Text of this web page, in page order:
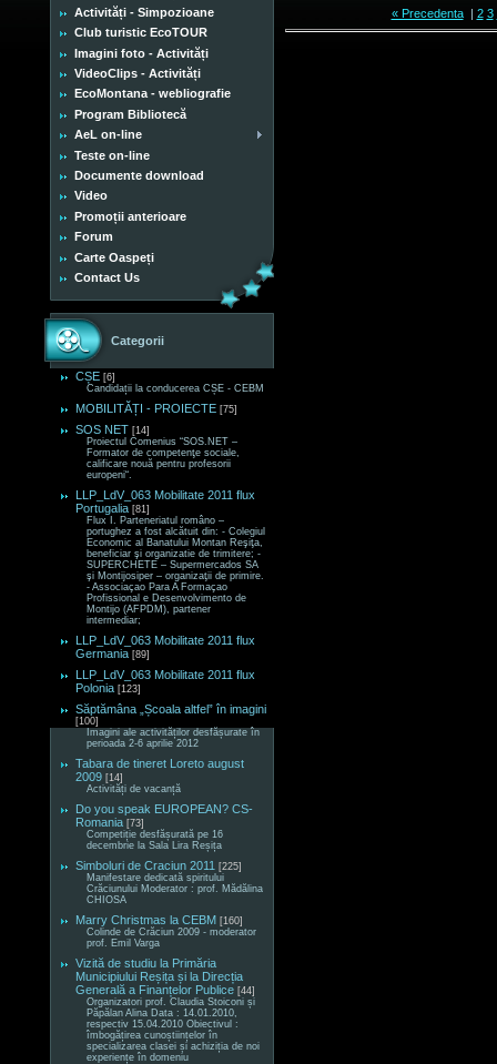
Activități - Simpozioane
Club turistic EcoTOUR
Imagini foto - Activități
VideoClips - Activități
EcoMontana - webliografie
Program Bibliotecă
AeL on-line
Teste on-line
Documente download
Video
Promoții anterioare
Forum
Carte Oaspeți
Contact Us
Categorii
CȘE [6]
Candidații la conducerea CȘE - CEBM
MOBILITĂȚI - PROIECTE [75]
SOS NET [14]
Proiectul Comenius “SOS.NET –
Formator de competenţe sociale,
calificare nouă pentru profesorii
europeni“.
LLP_LdV_063 Mobilitate 2011 flux
Portugalia [81]
Flux I. Parteneriatul româno –
portughez a fost alcătuit din: - Colegiul
Economic al Banatului Montan Reşiţa,
beneficiar şi organizatie de trimitere; -
SUPERCHETE – Supermercados SA
şi Montijosiper – organizaţii de primire.
- Associaçao Para A Formaçao
Profissional e Desenvolvimento de
Montijo (AFPDM), partener
intermediar;
LLP_LdV_063 Mobilitate 2011 flux
Germania [89]
LLP_LdV_063 Mobilitate 2011 flux
Polonia [123]
Săptămâna „Școala altfel” în imagini
[100]
Imagini ale activităților desfășurate în
perioada 2-6 aprilie 2012
Tabara de tineret Loreto august
2009 [14]
Activități de vacanță
Do you speak EUROPEAN? CS-
Romania [73]
Competiție desfășurată pe 16
decembrie la Sala Lira Reșița
Simboluri de Craciun 2011 [225]
Manifestare dedicată spiritului
Crăciunului Moderator : prof. Mădălina
CHIOSA
Marry Christmas la CEBM [160]
Colinde de Crăciun 2009 - moderator
prof. Emil Varga
Vizită de studiu la Primăria
Municipiului Reșița și la Direcția
Generală a Finanțelor Publice [44]
Organizatori prof. Claudia Stoiconi și
Păpălan Alina Data : 14.01.2010,
respectiv 15.04.2010 Obiectivul :
îmbogățirea cunoștiințelor în
specializarea clasei și achiziția de noi
experiențe în domeniu
« Precedenta| 2 3